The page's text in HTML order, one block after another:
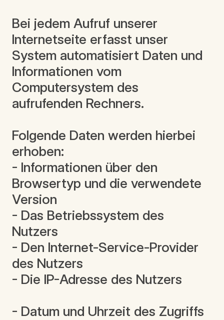
Bei jedem Aufruf unserer
Internetseite erfasst unser
System automatisiert Daten und
Informationen vom
Computersystem des
aufrufenden Rechners.
Folgende Daten werden hierbei
erhoben:
- Informationen über den
Browsertyp und die verwendete
Version
- Das Betriebssystem des
Nutzers
- Den Internet-Service-Provider
des Nutzers
- Die IP-Adresse des Nutzers
- Datum und Uhrzeit des Zugriffs